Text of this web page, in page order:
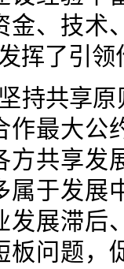
金、技术
挥了引领
持共享
作最大公
方共享发
属于发展
发展滞后
板问题，